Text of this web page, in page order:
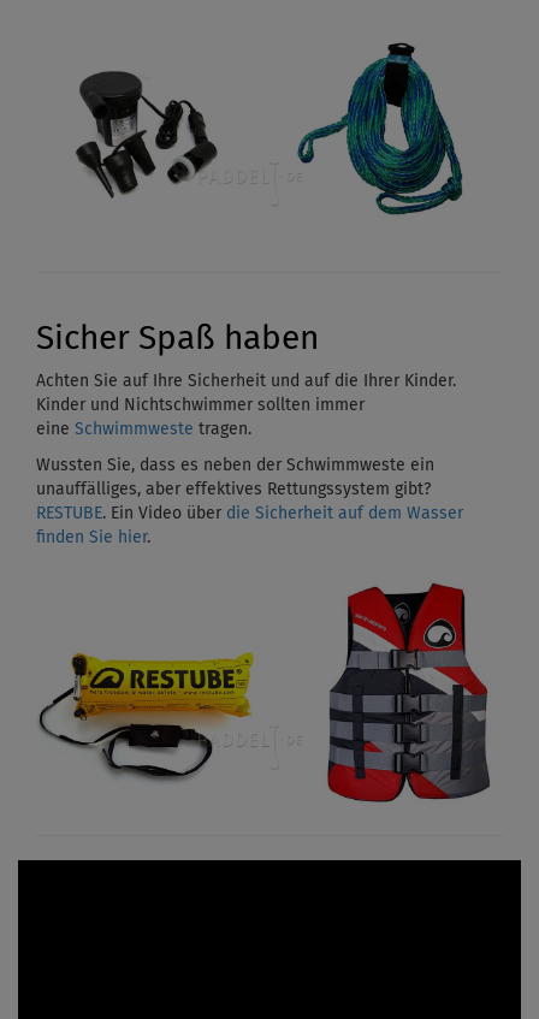
Sicher Spaß haben
Achten Sie auf Ihre Sicherheit und auf die Ihrer Kinder.
Kinder und Nichtschwimmer sollten immer
eine Schwimmweste tragen.
Wussten Sie, dass es neben der Schwimmweste ein
unauffälliges, aber effektives Rettungssystem gibt?
RESTUBE. Ein Video über die Sicherheit auf dem Wasser
finden Sie hier.